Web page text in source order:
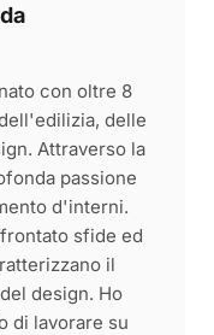
con oltre 8
delle
Attraverso la
passione
d'interni.
sfide ed
il
design. Ho
di lavorare su